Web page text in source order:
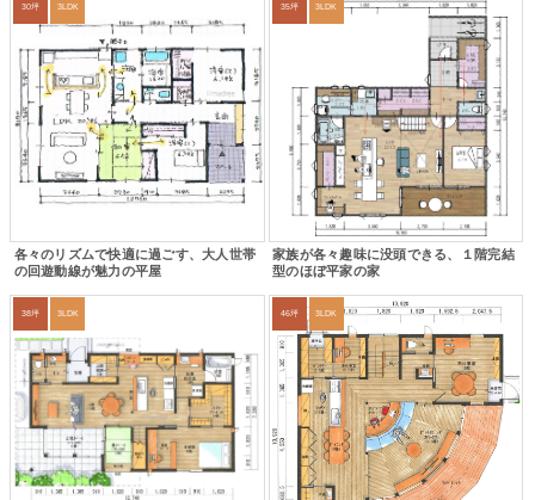
30坪 3LDK
各々のリズムで快適に過ごす、大人世帯
の回遊動線が魅力の平屋
35坪 3LDK
家族が各々趣味に没頭できる、１階完結
型のほぼ平家の家
38坪 3LDK 46坪 3LDK